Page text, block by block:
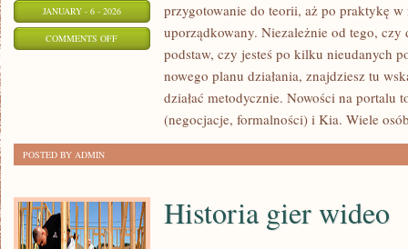
JANUARY - 6 - 2026
COMMENTS OFFON
FINANSOWANIE
przygotowanie do teorii, aż po praktykę w
uporządkowany. Niezależnie od tego, czy
podstaw, czy jesteś po kilku nieudanych
nowego planu działania, znajdziesz tu
działać metodycznie. Nowości na portalu
(negocjacje, formalności) i Kia. Wiele
POSTED BY ADMIN
Historia gier wideo